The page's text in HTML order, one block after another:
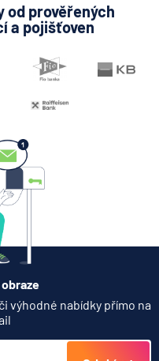
od prověřených
a pojišťoven
výhodné nabídky přímo na